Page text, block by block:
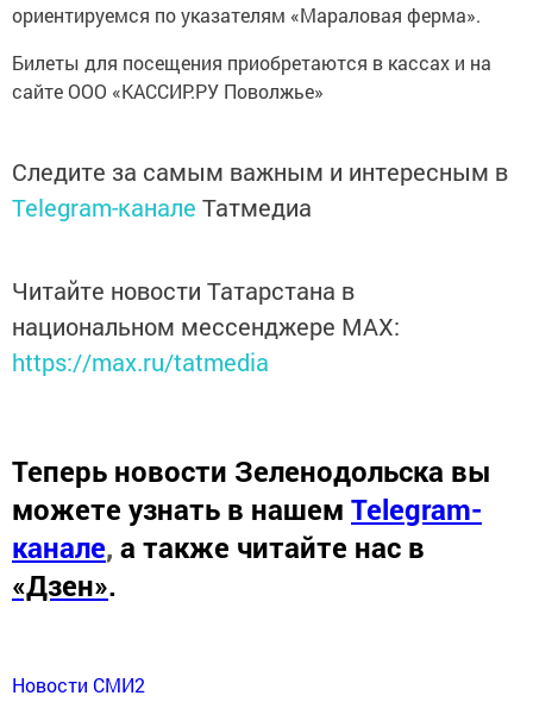
ориентируемся по указателям «Мараловая ферма».
Билеты для посещения приобретаются в кассах и на
сайте ООО «КАССИР.РУ Поволжье»
Следите за самым важным и интересным в
Telegram-канале Татмедиа
Читайте новости Татарстана в
национальном мессенджере MАХ:
https://max.ru/tatmedia
Теперь новости Зеленодольска вы
можете узнать в нашем Telegram-
канале, а также читайте нас в
«Дзен».
Новости СМИ2